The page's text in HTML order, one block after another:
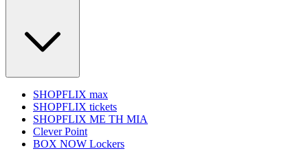
SHOPFLIX max
SHOPFLIX tickets
SHOPFLIX ΜΕ ΤΗ ΜΙΑ
Clever Point
BOX NOW Lockers